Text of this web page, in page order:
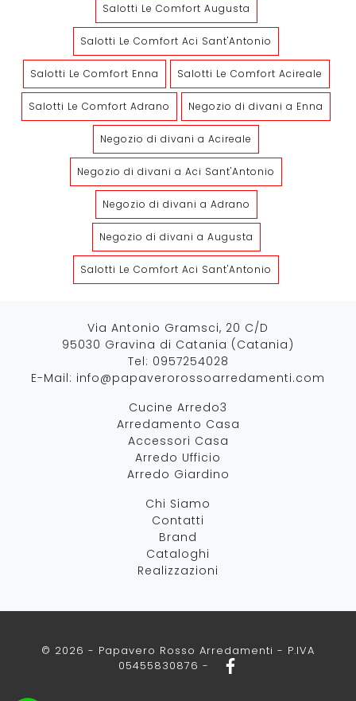
Salotti Le Comfort Augusta
Salotti Le Comfort Aci Sant'Antonio
Salotti Le Comfort Enna Salotti Le Comfort Acireale
Salotti Le Comfort Adrano Negozio di divani a Enna
Negozio di divani a Acireale
Negozio di divani a Aci Sant'Antonio
Negozio di divani a Adrano
Negozio di divani a Augusta
Salotti Le Comfort Aci Sant'Antonio
Via Antonio Gramsci, 20 C/D
95030 Gravina di Catania (Catania)
Tel: 0957254028
E-Mail: info@papaverorossoarredamenti.com
Cucine Arredo3
Arredamento Casa
Accessori Casa
Arredo Ufficio
Arredo Giardino
Chi Siamo
Contatti
Brand
Cataloghi
Realizzazioni
© 2026 - Papavero Rosso Arredamenti - P.IVA
05455830876 -